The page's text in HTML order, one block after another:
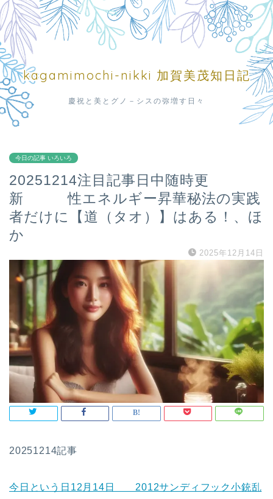
kagamimochi-nikki 加賀美茂知日記
慶祝と美とグノ－シスの弥増す日々
今日の記事 いろいろ
20251214注目記事日中随時更
新 性エネルギー昇華秘法の実践
者だけに【道（タオ）】はある！、ほ
か
2025年12月14日
20251214記事
今日という日12月14日 2012サンディフック小銃乱